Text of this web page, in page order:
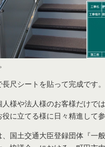
尺シートを貼って完成です。
人様や法人様のお客様だけで
に立てる様に日々精進して参
、国土交通大臣登録団体『一